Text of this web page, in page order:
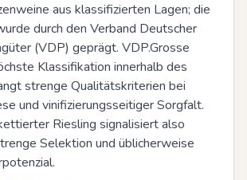
aus klassifizierten Lagen; die
durch den Verband Deutscher
(VDP) geprägt. VDP.Grosse
Klassifikation innerhalb des
strenge Qualitätskriterien bei
und vinifizierungsseitiger Sorgfalt.
Riesling signalisiert also
Selektion und üblicherweise